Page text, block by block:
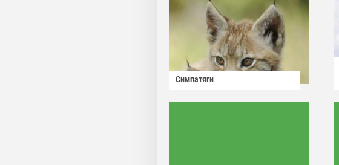
Симпатяги